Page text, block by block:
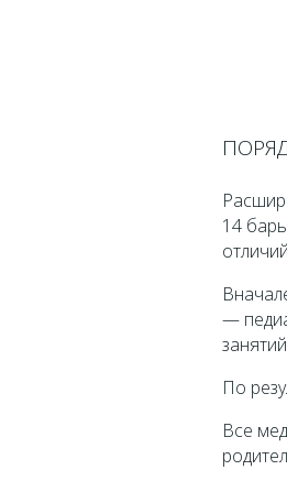
14
—
По
Все